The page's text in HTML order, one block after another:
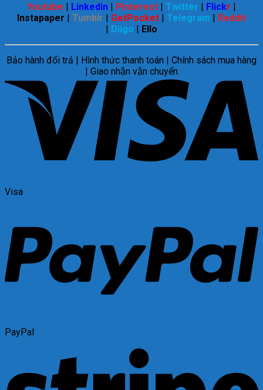
Youtube | Linkedin | Pinterest | Twitter | Flickr |
Instapaper | Tumblr | GetPocket | Telegram | Reddit
| Diigo | Ello
Bảo hành đổi trả | Hình thức thanh toán | Chính sách mua hàng
| Giao nhận vận chuyển
Visa
PayPal